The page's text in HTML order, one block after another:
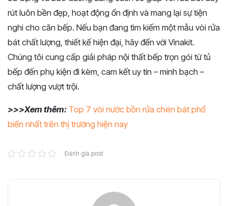
rút luôn bền đẹp, hoạt động ổn định và mang lại sự tiện
nghi cho căn bếp. Nếu bạn đang tìm kiếm một mẫu vòi rửa
bát chất lượng, thiết kế hiện đại, hãy đến với Vinakit.
Chúng tôi cung cấp giải pháp nội thất bếp trọn gói từ tủ
bếp đến phụ kiện đi kèm, cam kết uy tín – minh bạch –
chất lượng vượt trội.
>>>Xem thêm: Top 7 vòi nước bồn rửa chén bát phổ
biến nhất trên thị trường hiện nay
Đánh giá post